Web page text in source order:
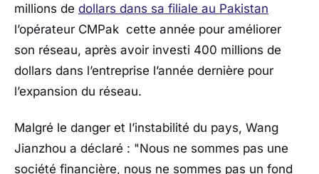
millions de dollars dans sa filiale au Pakistan
l’opérateur CMPak cette année pour améliorer
son réseau, après avoir investi 400 millions de
dollars dans l’entreprise l’année dernière pour
l’expansion du réseau.
Malgré le danger et l’instabilité du pays, Wang
Jianzhou a déclaré : "Nous ne sommes pas une
société financière, nous ne sommes pas un fond